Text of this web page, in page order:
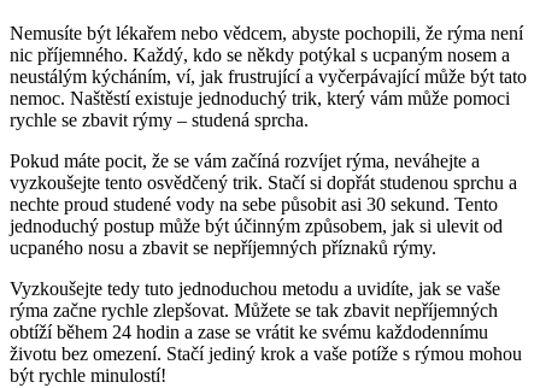
Nemusíte být lékařem nebo vědcem, abyste pochopili, že rýma není
nic příjemného. Každý, kdo se někdy potýkal s ucpaným nosem a
neustálým kýcháním, ví, jak frustrující a vyčerpávající může být tato
nemoc. Naštěstí existuje jednoduchý trik, který vám může pomoci
rychle se zbavit rýmy – studená sprcha.
Pokud máte pocit, že se vám začíná rozvíjet rýma, neváhejte a
vyzkoušejte tento osvědčený trik. Stačí si dopřát studenou sprchu a
nechte proud studené vody na sebe působit asi 30 sekund. Tento
jednoduchý postup může být účinným způsobem, jak si ulevit od
ucpaného nosu a zbavit se nepříjemných příznaků rýmy.
Vyzkoušejte tedy tuto jednoduchou metodu a uvidíte, jak se vaše
rýma začne rychle zlepšovat. Můžete se tak zbavit nepříjemných
obtíží během 24 hodin a zase se vrátit ke svému každodennímu
životu bez omezení. Stačí jediný krok a vaše potíže s rýmou mohou
být rychle minulostí!